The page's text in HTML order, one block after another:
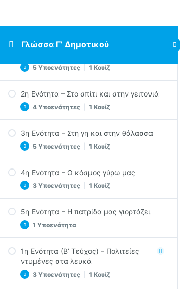
Γλώσσα Γ’ Δημοτικού
5 Υποενότητες 1 Κουίζ
Θαλασσινό Σχολείο
Το Σχολείο Ταξιδεύει
Δημοτικό Σχολείο Τρικάλων Ημαθίας
Δεν Είναι Τρελοί οι Δίδυμοι
1η Ενότητα Quiz
2η Ενότητα – Στο σπίτι και στην γειτονιά
4 Υποενότητες 1 Κουίζ
Αγαπητό μου ημερολόγιο
Τα παιδικά μου παιχνίδια
Στη νέα μας γειτονιά
2η Ενότητα Quiz
3η Ενότητα – Στη γη και στην θάλασσα
5 Υποενότητες 1 Κουίζ
Σπίτι με κήπον
Οι ακροβάτες της θάλασσας
Γη και θάλασσα
Οι μικροί ταξιδιώτες ανεβαίνουν στο βουνό
3η Ενότητα Quiz
4η Ενότητα – Ο κόσμος γύρω μας
3 Υποενότητες 1 Κουίζ
Πώς υιοθετήσαμε ένα κομμάτι γης
Το τετράδιο ζωγραφικής
4η Ενότητα Quiz
5η Ενότητα – Η πατρίδα μας γιορτάζει
1 Υποενότητα
Επανάληψη
1η Ενότητα (Β’ Τεύχος) – Πολιτείες
ντυμένες στα λευκά
3 Υποενότητες 1 Κουίζ